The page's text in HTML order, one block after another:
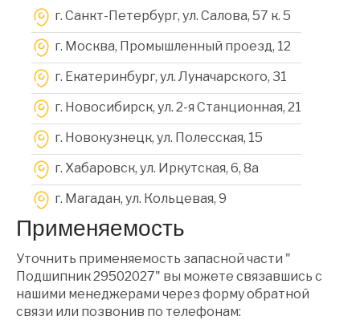
г. Санкт-Петербург, ул. Салова, 57 к. 5
г. Москва, Промышленный проезд, 12
г. Екатеринбург, ул. Луначарского, 31
г. Новосибирск, ул. 2-я Станционная, 21
г. Новокузнецк, ул. Полесская, 15
г. Хабаровск, ул. Иркутская, 6, 8a
г. Магадан, ул. Кольцевая, 9
Применяемость
Уточнить применяемость запасной части "
Подшипник 29502027" вы можете связавшись с
нашими менеджерами через форму обратной
связи или позвонив по телефонам: